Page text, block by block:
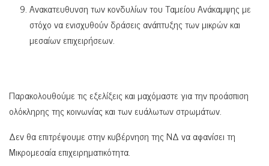
Ανακατευθυνση των κονδυλίων του Ταμείου Ανάκαμψης με
στόχο να ενισχυθούν δράσεις ανάπτυξης των μικρών και
μεσαίων επιχειρήσεων.
Παρακολουθούμε τις εξελίξεις και μαχόμαστε για την προάσπιση
ολόκληρης της κοινωνίας και των ευάλωτων στρωμάτων.
Δεν θα επιτρέψουμε στην κυβέρνηση της ΝΔ να αφανίσει τη
Μικρομεσαία επιχειρηματικότητα.